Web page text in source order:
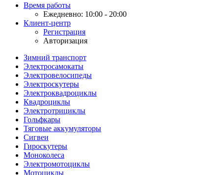
Время работы
Ежедневно: 10:00 - 20:00
Клиент-центр
Регистрация
Авторизация
Зимний транспорт
Электросамокаты
Электровелосипеды
Электроскутеры
Электроквадроциклы
Квадроциклы
Электротрициклы
Гольфкары
Тяговые аккумуляторы
Сигвеи
Гироскутеры
Моноколеса
Электромотоциклы
Мотоциклы